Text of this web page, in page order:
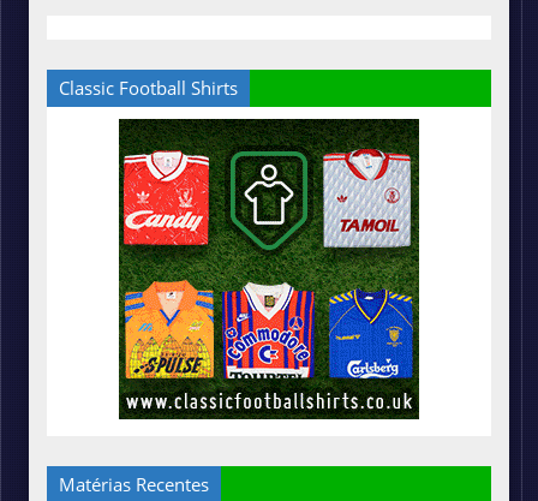
Classic Football Shirts
Matérias Recentes